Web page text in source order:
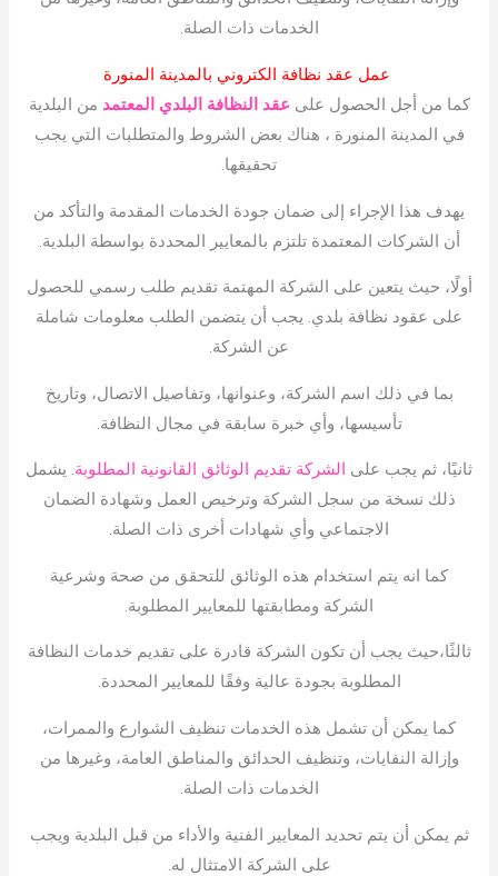
الخدمات ذات الصلة.
عمل عقد نظافة الكتروني بالمدينة المنورة
كما من أجل الحصول على عقد النظافة البلدي المعتمد من البلدية
في المدينة المنورة ، هناك بعض الشروط والمتطلبات التي يجب
تحقيقها.
يهدف هذا الإجراء إلى ضمان جودة الخدمات المقدمة والتأكد من
أن الشركات المعتمدة تلتزم بالمعايير المحددة بواسطة البلدية.
أولًا، حيث يتعين على الشركة المهتمة تقديم طلب رسمي للحصول
على عقود نظافة بلدي. يجب أن يتضمن الطلب معلومات شاملة
عن الشركة.
بما في ذلك اسم الشركة، وعنوانها، وتفاصيل الاتصال، وتاريخ
تأسيسها، وأي خبرة سابقة في مجال النظافة.
ثانيًا، ثم يجب على الشركة تقديم الوثائق القانونية المطلوبة. يشمل
ذلك نسخة من سجل الشركة وترخيص العمل وشهادة الضمان
الاجتماعي وأي شهادات أخرى ذات الصلة.
كما انه يتم استخدام هذه الوثائق للتحقق من صحة وشرعية
الشركة ومطابقتها للمعايير المطلوبة.
ثالثًا،حيث يجب أن تكون الشركة قادرة على تقديم خدمات النظافة
المطلوبة بجودة عالية وفقًا للمعايير المحددة.
كما يمكن أن تشمل هذه الخدمات تنظيف الشوارع والممرات،
وإزالة النفايات، وتنظيف الحدائق والمناطق العامة، وغيرها من
الخدمات ذات الصلة.
ثم يمكن أن يتم تحديد المعايير الفنية والأداء من قبل البلدية ويجب
على الشركة الامتثال له.